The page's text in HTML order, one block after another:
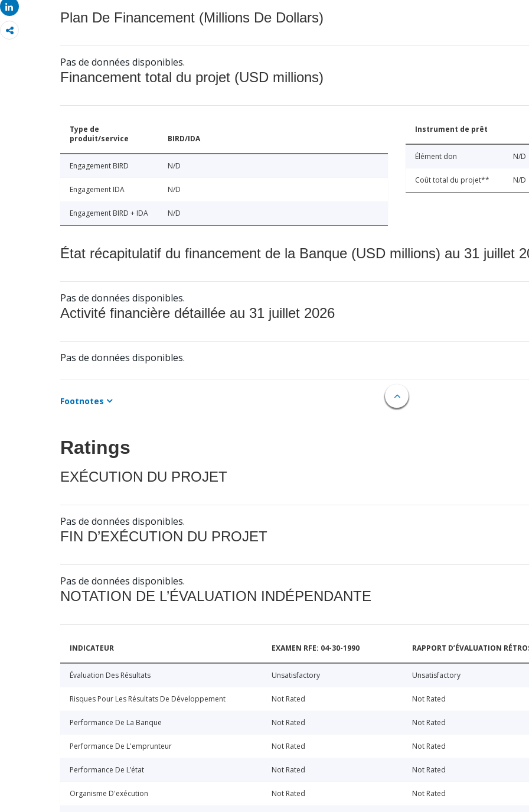
Share
Plan De Financement (Millions De Dollars)
Pas de données disponibles.
Financement total du projet (USD millions)
Type de
produit/service
BIRD/IDA
Engagement BIRD N/D
Engagement IDA N/D
Engagement BIRD + IDA N/D
Instrument de prêt
Élément don N/D
Coût total du projet** N/D
État récapitulatif du financement de la Banque (USD millions) au 31 juillet
Pas de données disponibles.
Activité financière détaillée au 31 juillet 2026
Pas de données disponibles.
Footnotes
Ratings
EXÉCUTION DU PROJET
Pas de données disponibles.
FIN D’EXÉCUTION DU PROJET
Pas de données disponibles.
NOTATION DE L’ÉVALUATION INDÉPENDANTE
INDICATEUR EXAMEN RFE: 04-30-1990 RAPPORT D’ÉVALUATION
Évaluation Des Résultats Unsatisfactory Unsatisfactory
Risques Pour Les Résultats De Développement Not Rated Not Rated
Performance De La Banque Not Rated Not Rated
Performance De L'emprunteur Not Rated Not Rated
Performance De L’état Not Rated Not Rated
Organisme D'exécution Not Rated Not Rated